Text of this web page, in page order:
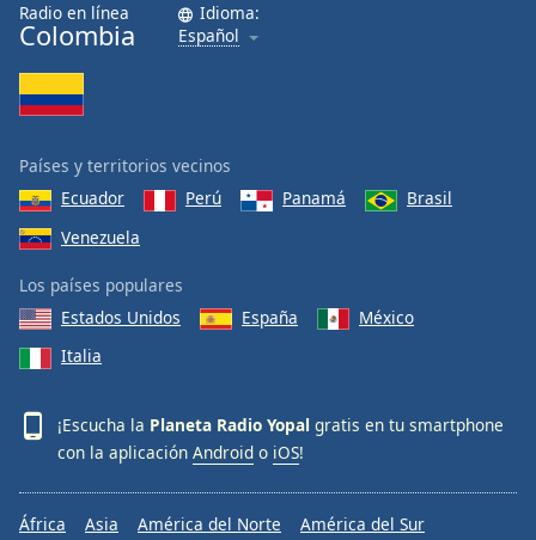
Radio en línea
Colombia
Idioma:
Español
Países y territorios vecinos
Ecuador
Perú Panamá
Brasil
Venezuela
Los países populares
Estados Unidos
España
México
Italia
¡Escucha la Planeta Radio Yopal gratis en tu smartphone
con la aplicación Android o iOS!
África Asia América del Norte
América del Sur